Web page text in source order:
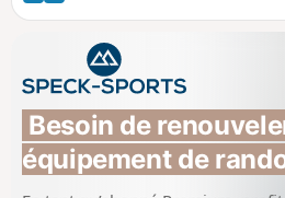
Le retour se fait sur la voie verte et
traverse différents viaducs et
(dont le réputé tunnel des 100
dont les visites et traversées en
retour sont facultatives).
Besoin de
équipement de